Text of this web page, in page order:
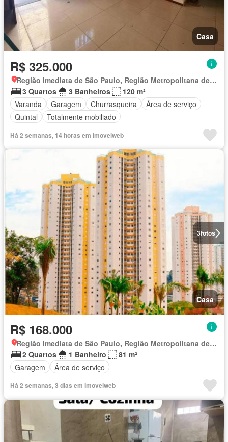
Casa
R$ 325.000
Região Imediata de São Paulo, Região Metropolitana de São Paulo
3 Quartos
3 Banheiros
120 m²
Varanda
Garagem Churrasqueira
Área de serviço
Quintal
Totalmente mobiliado
Há 2 semanas, 14 horas em Imovelweb
3fotos
Casa
R$ 168.000
Região Imediata de São Paulo, Região Metropolitana de São Paulo
2 Quartos
1 Banheiro
81 m²
Garagem
Área de serviço
Há 2 semanas, 3 dias em Imovelweb